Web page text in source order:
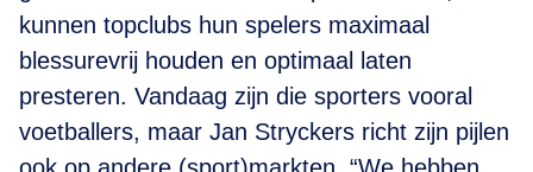
kunnen topclubs hun spelers maximaal
blessurevrij houden en optimaal laten
presteren. Vandaag zijn die sporters vooral
voetballers, maar Jan Stryckers richt zijn pijlen
ook op andere (sport)markten. “We hebben